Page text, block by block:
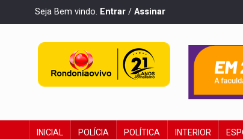
Seja Bem vindo. Entrar / Assinar
INICIAL POLÍCIA POLÍTICA INTERIOR